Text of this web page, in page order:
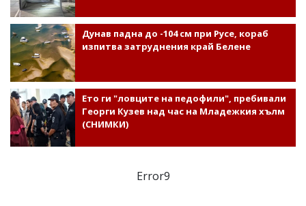
Дунав падна до -104 см при Русе, кораб
изпитва затруднения край Белене
Ето ги "ловците на педофили", пребивали
Георги Кузев над час на Младежкия хълм
(СНИМКИ)
Error9